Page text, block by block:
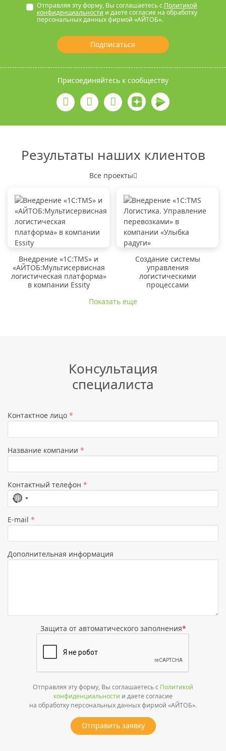
Отправляя эту форму, Вы соглашаетесь с Политикой
конфиденциальности и даете согласие на обработку
персональных данных фирмой «АЙТОБ».
Подписаться
Присоединяйтесь к сообществу
Результаты наших клиентов
Все проекты
Внедрение «1C:TMS» и
«АЙТОБ:Мультисервисная
логистическая платформа»
в компании Essity
Создание системы
управления
логистическими
процессами
Показать еще
Консультация
специалиста
Контактное лицо *
Название компании *
Контактный телефон *
Страна
не
выбрана
E-mail *
Дополнительная информация
Защита от автоматического заполнения*
Отправляя эту форму, Вы соглашаетесь с Политикой
конфиденциальности и даете согласие
на обработку персональных данных фирмой «АЙТОБ».
Отправить заявку